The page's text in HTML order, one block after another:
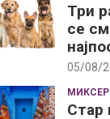
Три
се
05/08/
МИКСЕР
Стар